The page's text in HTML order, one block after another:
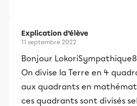
Explication d’élève
11 septembre 2022
Bonjour
On divise la Terre en 4
aux quadrants en
ces quadrants sont divisés